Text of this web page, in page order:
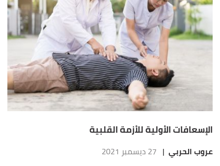
الإسعافات الأولية للأزمة القلبية
عروب الحربي | 27 ديسمبر 2021